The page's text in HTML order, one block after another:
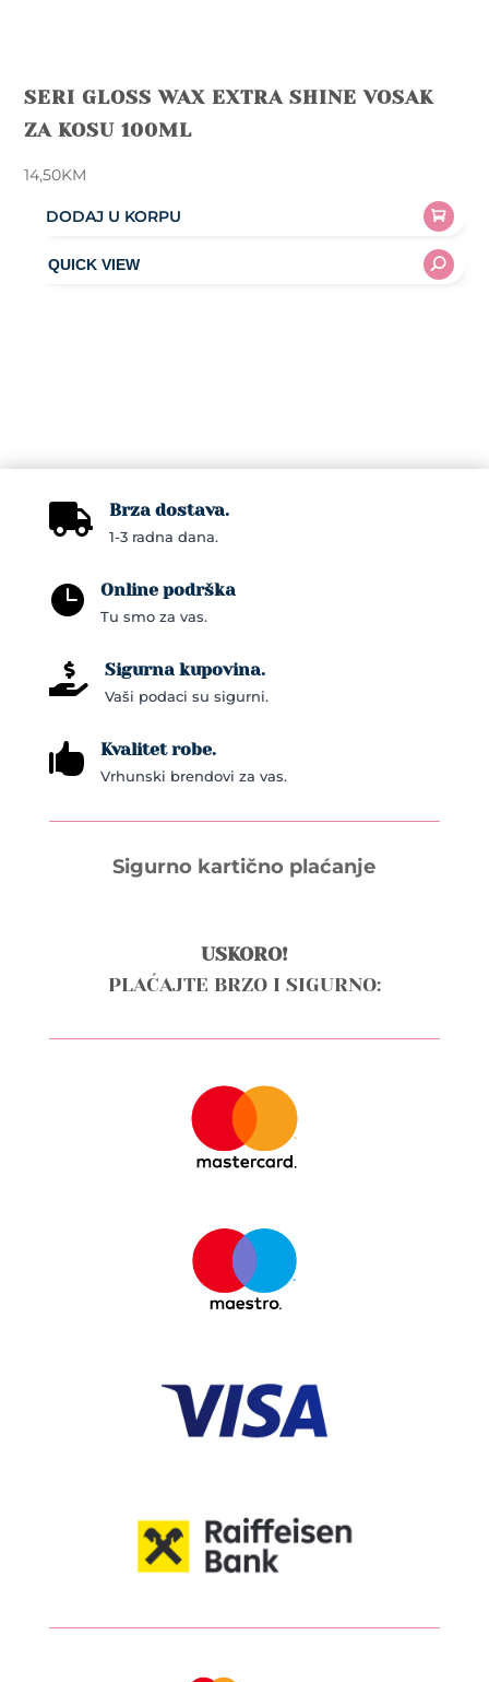
SERI GLOSS WAX EXTRA SHINE VOSAK
ZA KOSU 100ML
14,50KM
DODAJ U KORPU
 Brza dostava.
1-3 radna dana.
 Online podrška
Tu smo za vas.
 Sigurna kupovina.
Vaši podaci su sigurni.
 Kvalitet robe.
Vrhunski brendovi za vas.
Sigurno kartično plaćanje
USKORO!
PLAĆAJTE BRZO I SIGURNO: